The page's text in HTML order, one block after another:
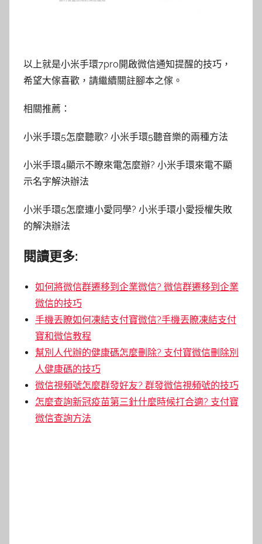
以上就是小米手環7pro開啟微信通知提醒的技巧，
希望大傢喜歡，請繼續關註腳本之傢。
相關推薦：
小米手環5怎麼聽歌? 小米手環5聽音樂的兩種方法
小米手環4顯示不瞭來電怎麼辦? 小米手環來電不顯
示名字解決辦法
小米手環5怎麼連小愛同學? 小米手環小愛授權失敗
的解決辦法
閱讀更多:
如何將微信群遷移到企業微信? 微信群遷移到企業
微信的技巧
手機丟瞭如何凍結支付寶微信?手機丟瞭凍結支付
寶和微信教程
幫別人代辦的健康碼怎麼刪除? 支付寶微信刪除別
人健康碼的技巧
微信視頻號怎麼群發好友? 群發微信視頻號的技巧
怎麼查詢新冠疫苗第三針什麼時候打合適? 支付寶
微信查詢方法